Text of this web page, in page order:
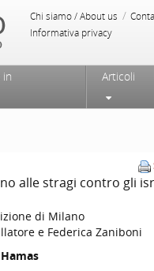
Chi siamo / About us /
Informativa privacy
in
Articoli
alle stragi contro gli
di Milano
e Federica Zaniboni